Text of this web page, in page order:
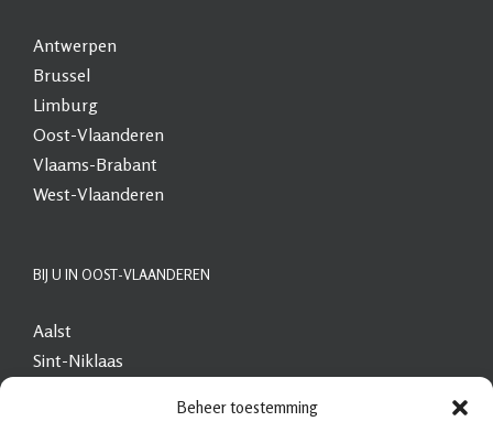
Beheer toestemming
Antwerpen
Brussel
Limburg
Oost-Vlaanderen
Vlaams-Brabant
West-Vlaanderen
BIJ U IN OOST-VLAANDEREN
Aalst
Sint-Niklaas